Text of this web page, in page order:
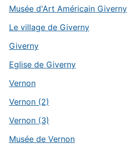
Musée d'Art Américain Giverny
Le village de Giverny
Giverny
Eglise de Giverny
Vernon
Vernon (2)
Vernon (3)
Musée de Vernon